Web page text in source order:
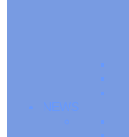
NEWS